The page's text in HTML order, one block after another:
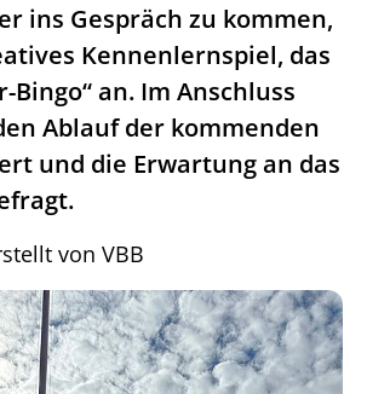
ins Gespräch zu kommen,
Kennenlernspiel, das
Bingo“ an. Im Anschluss
Ablauf der kommenden
und die Erwartung an das
von VBB